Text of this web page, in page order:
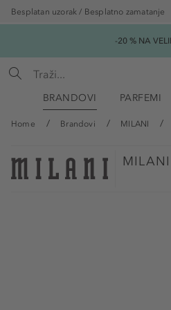
Besplatan uzorak / Besplatno zamatanje
-20 % NA
BRANDOVI PARFEMI
Home Brandovi MILANI
MILANI